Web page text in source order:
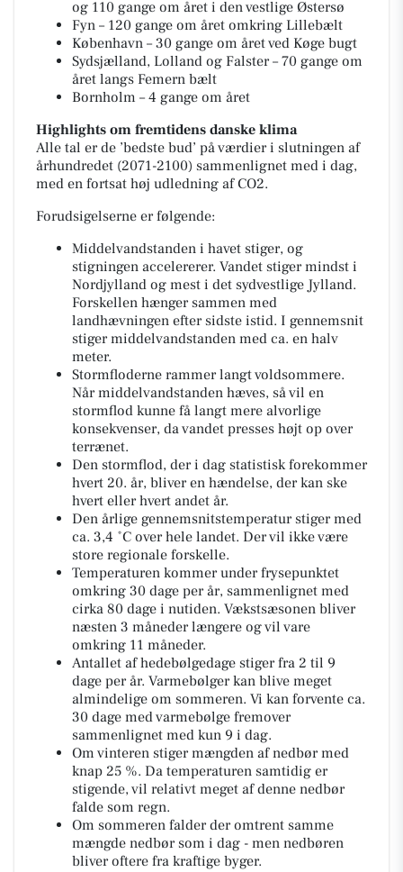
og 110 gange om året i den vestlige Østersø
Fyn – 120 gange om året omkring Lillebælt
København – 30 gange om året ved Køge bugt
Sydsjælland, Lolland og Falster – 70 gange om
året langs Femern bælt
Bornholm – 4 gange om året
Highlights om fremtidens danske klima
Alle tal er de ’bedste bud’ på værdier i slutningen af
århundredet (2071-2100) sammenlignet med i dag,
med en fortsat høj udledning af CO2.
Forudsigelserne er følgende:
Middelvandstanden i havet stiger, og
stigningen accelererer. Vandet stiger mindst i
Nordjylland og mest i det sydvestlige Jylland.
Forskellen hænger sammen med
landhævningen efter sidste istid. I gennemsnit
stiger middelvandstanden med ca. en halv
meter.
Stormfloderne rammer langt voldsommere.
Når middelvandstanden hæves, så vil en
stormflod kunne få langt mere alvorlige
konsekvenser, da vandet presses højt op over
terrænet.
Den stormflod, der i dag statistisk forekommer
hvert 20. år, bliver en hændelse, der kan ske
hvert eller hvert andet år.
Den årlige gennemsnitstemperatur stiger med
ca. 3,4 ˚C over hele landet. Der vil ikke være
store regionale forskelle.
Temperaturen kommer under frysepunktet
omkring 30 dage per år, sammenlignet med
cirka 80 dage i nutiden. Vækstsæsonen bliver
næsten 3 måneder længere og vil vare
omkring 11 måneder.
Antallet af hedebølgedage stiger fra 2 til 9
dage per år. Varmebølger kan blive meget
almindelige om sommeren. Vi kan forvente ca.
30 dage med varmebølge fremover
sammenlignet med kun 9 i dag.
Om vinteren stiger mængden af nedbør med
knap 25 %. Da temperaturen samtidig er
stigende, vil relativt meget af denne nedbør
falde som regn.
Om sommeren falder der omtrent samme
mængde nedbør som i dag - men nedbøren
bliver oftere fra kraftige byger.